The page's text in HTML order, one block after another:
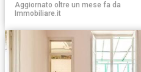
Aggiornato oltre un mese fa da
Immobiliare.it